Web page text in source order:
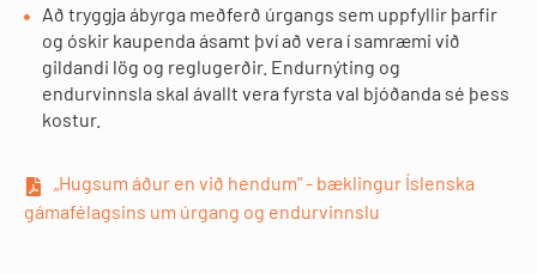
Að tryggja ábyrga meðferð úrgangs sem uppfyllir þarfir
og óskir kaupenda ásamt því að vera í samræmi við
gildandi lög og reglugerðir. Endurnýting og
endurvinnsla skal ávallt vera fyrsta val bjóðanda sé þess
kostur.
„Hugsum áður en við hendum" - bæklingur Íslenska
gámafélagsins um úrgang og endurvinnslu